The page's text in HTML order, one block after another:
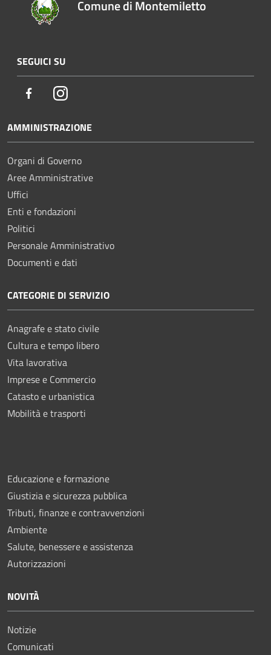
Comune di Montemiletto
SEGUICI SU
FacebookInstagram
AMMINISTRAZIONE
Organi di Governo
Aree Amministrative
Uffici
Enti e fondazioni
Politici
Personale Amministrativo
Documenti e dati
CATEGORIE DI SERVIZIO
Anagrafe e stato civile
Cultura e tempo libero
Vita lavorativa
Imprese e Commercio
Catasto e urbanistica
Mobilità e trasporti
Educazione e formazione
Giustizia e sicurezza pubblica
Tributi, finanze e contravvenzioni
Ambiente
Salute, benessere e assistenza
Autorizzazioni
NOVITÀ
Notizie
Comunicati